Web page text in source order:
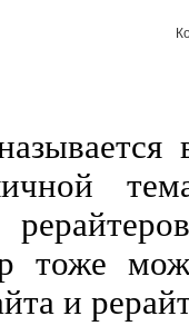
тоже
и